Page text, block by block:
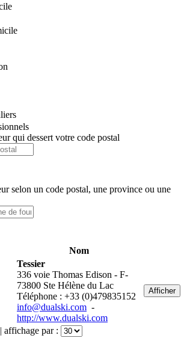
qui dessert votre code postal
selon un code postal, une province ou une
Nom
Tessier
336 voie Thomas Edison - F-
73800 Ste Hélène du Lac
Téléphone : +33 (0)479835152
info@dualski.com -
http://www.dualski.com
Afficher
| affichage par :